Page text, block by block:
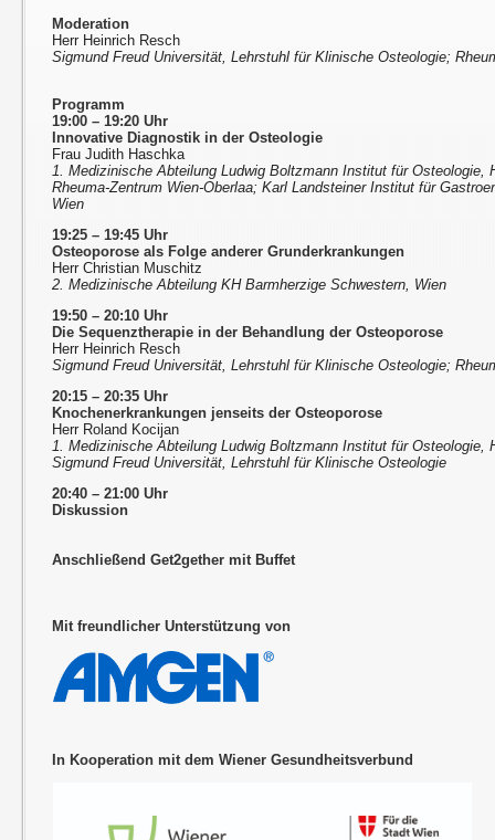
Moderation
Herr Heinrich Resch
Sigmund Freud Universität, Lehrstuhl für Klinische Osteologie;
Programm
19:00 – 19:20 Uhr
Innovative Diagnostik in der Osteologie
Frau Judith Haschka
1. Medizinische Abteilung Ludwig Boltzmann Institut für Osteologie,
Rheuma-Zentrum Wien-Oberlaa; Karl Landsteiner Institut für
Wien
19:25 – 19:45 Uhr
Osteoporose als Folge anderer Grunderkrankungen
Herr Christian Muschitz
2. Medizinische Abteilung KH Barmherzige Schwestern, Wien
19:50 – 20:10 Uhr
Die Sequenztherapie in der Behandlung der Osteoporose
Herr Heinrich Resch
Sigmund Freud Universität, Lehrstuhl für Klinische Osteologie;
20:15 – 20:35 Uhr
Knochenerkrankungen jenseits der Osteoporose
Herr Roland Kocijan
1. Medizinische Abteilung Ludwig Boltzmann Institut für Osteologie,
Sigmund Freud Universität, Lehrstuhl für Klinische Osteologie
20:40 – 21:00 Uhr
Diskussion
Anschließend Get2gether mit Buffet
Mit freundlicher Unterstützung von
In Kooperation mit dem Wiener Gesundheitsverbund